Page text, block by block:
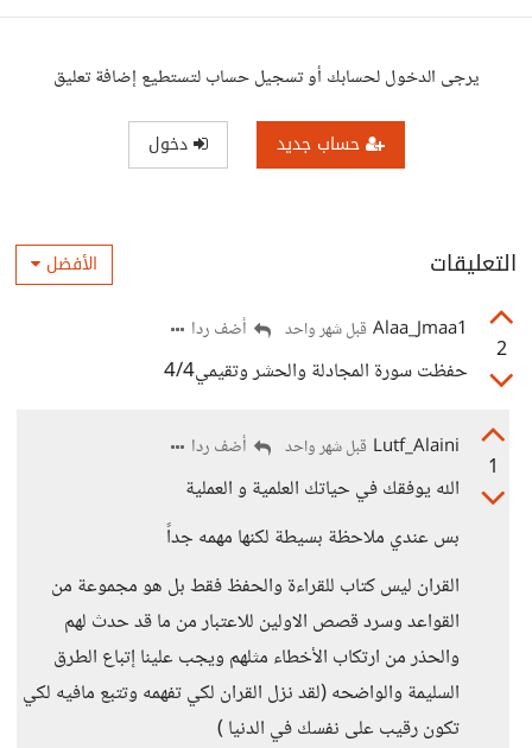
يرجى الدخول لحسابك أو تسجيل حساب لتستطيع إضافة تعليق
حساب جديد دخول
التعليقات الأفضل
2
Alaa_Jmaa1 قبل شهر واحد أضف ردا
حفظت سورة المجادلة والحشر وتقيمي4/4
1
Lutf_Alaini قبل شهر واحد أضف ردا
الله يوفقك في حياتك العلمية و العملية
بس عندي ملاحظة بسيطة لكنها مهمه جداً
القران ليس كتاب للقراءة والحفظ فقط بل هو مجموعة من
القواعد وسرد قصص الاولين للاعتبار من ما قد حدث لهم
والحذر من ارتكاب الأخطاء مثلهم ويجب علينا إتباع الطرق
السليمة والواضحه (لقد نزل القران لكي تفهمه وتتبع مافيه لكي
تكون رقيب على نفسك في الدنيا )